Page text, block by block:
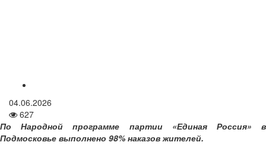
04.06.2026
627
По Народной программе партии «Единая Россия» в
Подмосковье выполнено 98% наказов жителей.